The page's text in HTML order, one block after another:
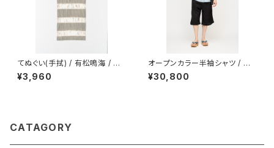
てぬぐい(手拭) / 有松鳴海 / 鎧
段絞り / グレージュ
¥3,960
オープンカラー半袖シャツ / 型
染め / 伊藤若冲 / 鯨 / LIGHT
BLUE
¥30,800
CATAGORY